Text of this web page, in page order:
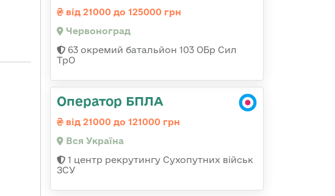
від 21000 до 125000 грн
Червоноград
63 окремий батальйон 103 ОБр Сил
ТрО
Оператор БПЛА
від 21000 до 121000 грн
Вся Україна
1 центр рекрутингу Сухопутних військ
ЗСУ